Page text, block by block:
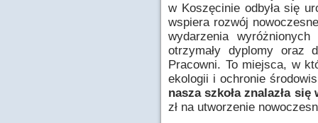
w Koszęcinie odbyła się
wspiera rozwój
wydarzenia
otrzymały dyplomy oraz
Pracowni. To miejsca, w
ekologii i ochronie
nasza szkoła znalazła
zł na utworzenie